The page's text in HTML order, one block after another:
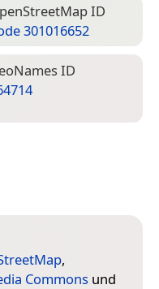
ID
301016652
ID
,
Commons und